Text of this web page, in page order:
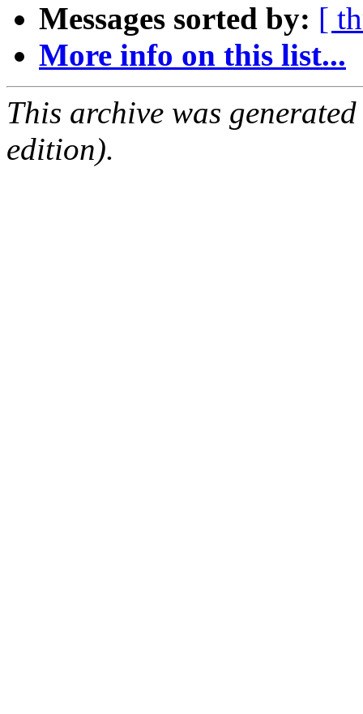
Messages sorted by: [
More info on this list...
This archive was
edition).